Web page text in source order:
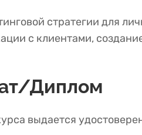
стратегии для
с клиентами,
Диплом
выдается